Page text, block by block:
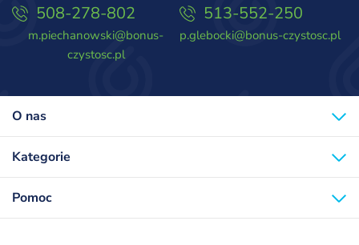
508-278-802
m.piechanowski@bonus-
czystosc.pl
513-552-250
p.glebocki@bonus-czystosc.pl
O nas
Kategorie
Pomoc